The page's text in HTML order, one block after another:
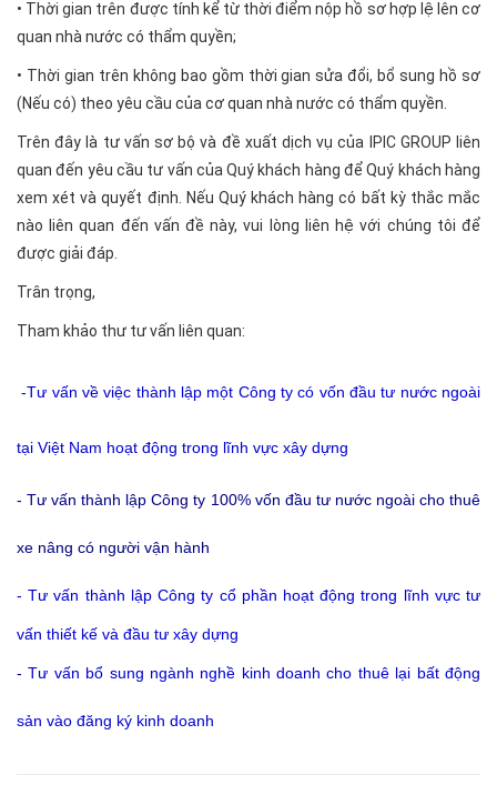
• Thời gian trên được tính kể từ thời điểm nộp hồ sơ hợp lệ lên cơ
quan nhà nước có thẩm quyền;
• Thời gian trên không bao gồm thời gian sửa đổi, bổ sung hồ sơ
(Nếu có) theo yêu cầu của cơ quan nhà nước có thẩm quyền.
Trên đây là tư vấn sơ bộ và đề xuất dịch vụ của IPIC GROUP liên
quan đến yêu cầu tư vấn của Quý khách hàng để Quý khách hàng
xem xét và quyết định. Nếu Quý khách hàng có bất kỳ thắc mắc
nào liên quan đến vấn đề này, vui lòng liên hệ với chúng tôi để
được giải đáp.
Trân trọng,
Tham khảo thư tư vấn liên quan:
-Tư vấn về việc thành lập một Công ty có vốn đầu tư nước ngoài
tại Việt Nam hoạt động trong lĩnh vực xây dựng
-Tư vấn thành lập Công ty 100% vốn đầu tư nước ngoài cho thuê
xe nâng có người vận hành
-Tư vấn thành lập Công ty cổ phần hoạt động trong lĩnh vực tư
vấn thiết kế và đầu tư xây dựng
- Tư vấn bổ sung ngành nghề kinh doanh cho thuê lại bất động
sản vào đăng ký kinh doanh